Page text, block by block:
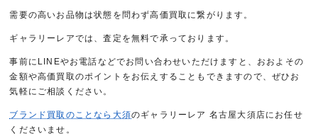
需要の高いお品物は状態を問わず高価買取に繋がります。
ギャラリーレアでは、査定を無料で承っております。
事前にLINEやお電話などでお問い合わせいただけますと、おおよその
金額や高価買取のポイントをお伝えすることもできますので、ぜひお
気軽にご相談ください。
ブランド買取のことなら大須のギャラリーレア 名古屋大須店にお任せ
くださいませ。